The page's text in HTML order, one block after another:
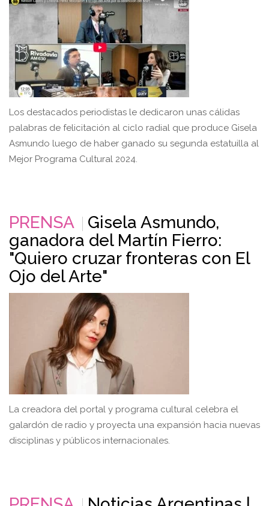
Los destacados periodistas le dedicaron unas cálidas
palabras de felicitación al ciclo radial que produce Gisela
Asmundo luego de haber ganado su segunda estatuilla al
Mejor Programa Cultural 2024.
PRENSA
Gisela Asmundo,
ganadora del Martín Fierro:
"Quiero cruzar fronteras con El
Ojo del Arte"
La creadora del portal y programa cultural celebra el
galardón de radio y proyecta una expansión hacia nuevas
disciplinas y públicos internacionales.